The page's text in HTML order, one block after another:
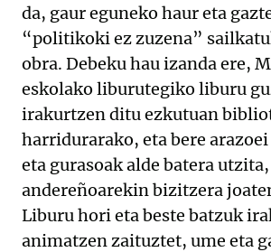
da, gaur eguneko haur eta
“politikoki ez zuzena”
obra. Debeku hau izanda ere,
eskolako liburutegiko liburu
irakurtzen ditu ezkutuan
harridurarako, eta bere
eta gurasoak alde batera
andereñoarekin bizitzera
Liburu hori eta beste batzuk
animatzen zaituztet, ume eta